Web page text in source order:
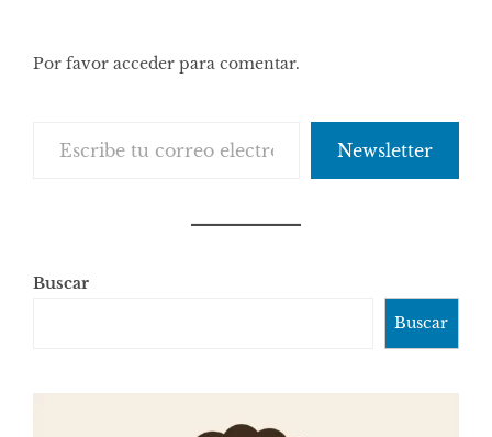
Por favor acceder para comentar.
Newsletter
Buscar
Buscar